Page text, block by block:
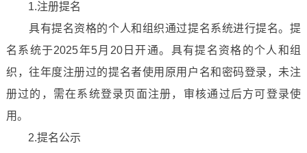
1.注册提名
具有提名资格的个人和组织通过提名系统进行提名。提
名系统于2025年5月20日开通。具有提名资格的个人和组
织，往年度注册过的提名者使用原用户名和密码登录，未注
册过的，需在系统登录页面注册，审核通过后方可登录使
用。
2.提名公示